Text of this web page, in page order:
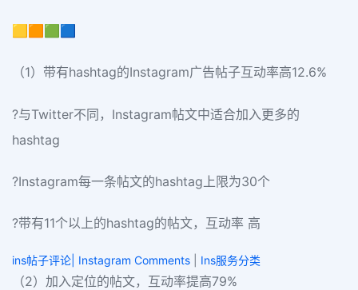
🟨🟧🟩🟦
（1）带有hashtag的Instagram广告帖子互动率高12.6%
?与Twitter不同，Instagram帖文中适合加入更多的
hashtag
?Instagram每一条帖文的hashtag上限为30个
?带有11个以上的hashtag的帖文，互动率 高
ins帖子评论| Instagram Comments Ins服务分类
（2）加入定位的帖文，互动率提高79%